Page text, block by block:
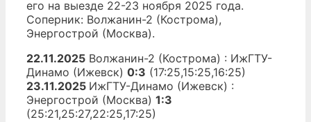
его на выезде 22-23 ноября 2025 года.
Соперник: Волжанин-2 (Кострома),
Энергострой (Москва).
22.11.2025 Волжанин-2 (Кострома) : ИжГТУ-
Динамо (Ижевск) 0:3 (17:25,15:25,16:25)
23.11.2025 ИжГТУ-Динамо (Ижевск) :
Энергострой (Москва) 1:3
(25:21,25:27,22:25,17:25)